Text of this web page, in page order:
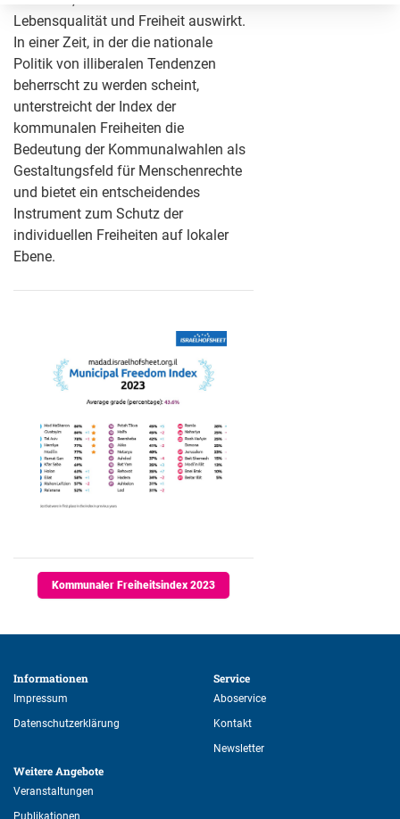
Lebensqualität und Freiheit auswirkt.
In einer Zeit, in der die nationale
Politik von illiberalen Tendenzen
beherrscht zu werden scheint,
unterstreicht der Index der
kommunalen Freiheiten die
Bedeutung der Kommunalwahlen als
Gestaltungsfeld für Menschenrechte
und bietet ein entscheidendes
Instrument zum Schutz der
individuellen Freiheiten auf lokaler
Ebene.
Kommunaler Freiheitsindex 2023
Informationen
Impressum
Datenschutzerklärung
Weitere Angebote
Veranstaltungen
Publikationen
Service
Aboservice
Kontakt
Newsletter